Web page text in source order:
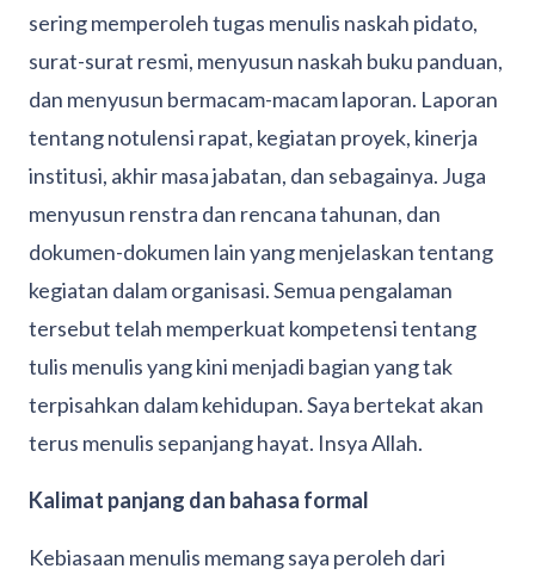
sering memperoleh tugas menulis naskah pidato,
surat-surat resmi, menyusun naskah buku panduan,
dan menyusun bermacam-macam laporan. Laporan
tentang notulensi rapat, kegiatan proyek, kinerja
institusi, akhir masa jabatan, dan sebagainya. Juga
menyusun renstra dan rencana tahunan, dan
dokumen-dokumen lain yang menjelaskan tentang
kegiatan dalam organisasi. Semua pengalaman
tersebut telah memperkuat kompetensi tentang
tulis menulis yang kini menjadi bagian yang tak
terpisahkan dalam kehidupan. Saya bertekat akan
terus menulis sepanjang hayat. Insya Allah.
Kalimat panjang dan bahasa formal
Kebiasaan menulis memang saya peroleh dari